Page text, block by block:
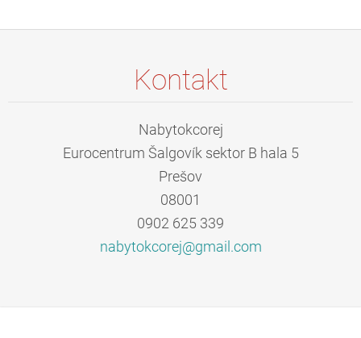
Kontakt
Nabytokcorej
Eurocentrum Šalgovík sektor B hala 5
Prešov
08001
0902 625 339
nabytokcorej@gmail.com